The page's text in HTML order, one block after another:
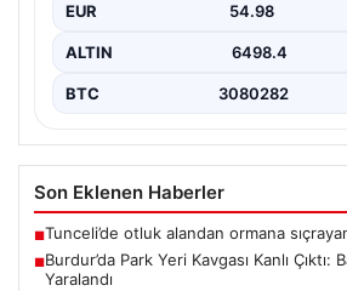
EUR 54.98
ALTIN 6498.4
BTC 3080282
Son Eklenen Haberler
■Tunceli’de otluk alandan ormana
■Burdur’da Park Yeri Kavgası Kanlı Çıktı:
Yaralandı